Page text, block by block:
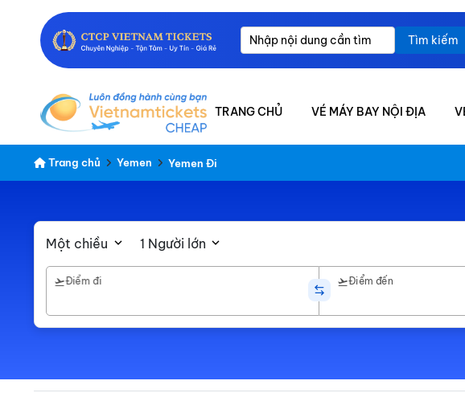
Tìm kiếm
TRANG CHỦ VÉ MÁY BAY NỘI ĐỊA
Trang chủ Yemen Yemen Đi
Một chiều 1 Người lớn
Điểm đi Điểm đến